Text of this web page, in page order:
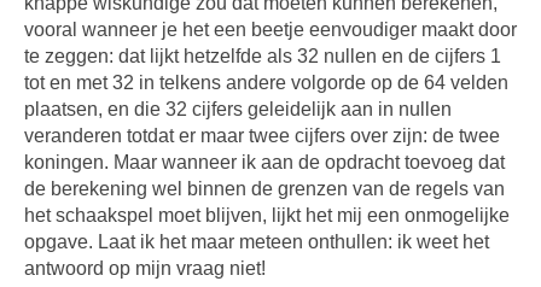
vooral wanneer je het een beetje eenvoudiger maakt door
te zeggen: dat lijkt hetzelfde als 32 nullen en de cijfers 1
tot en met 32 in telkens andere volgorde op de 64 velden
plaatsen, en die 32 cijfers geleidelijk aan in nullen
veranderen totdat er maar twee cijfers over zijn: de twee
koningen. Maar wanneer ik aan de opdracht toevoeg dat
de berekening wel binnen de grenzen van de regels van
het schaakspel moet blijven, lijkt het mij een onmogelijke
opgave. Laat ik het maar meteen onthullen: ik weet het
antwoord op mijn vraag niet!